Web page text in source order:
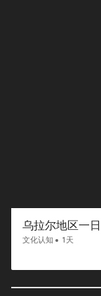
乌拉尔地区一
文化认知 1天